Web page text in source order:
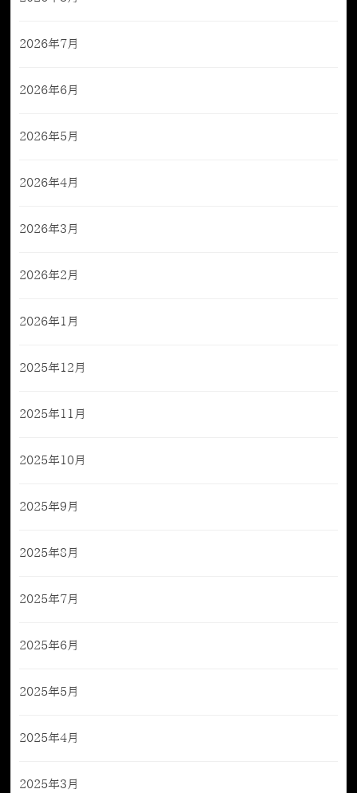
2026年7月
2026年6月
2026年5月
2026年4月
2026年3月
2026年2月
2026年1月
2025年12月
2025年11月
2025年10月
2025年9月
2025年8月
2025年7月
2025年6月
2025年5月
2025年4月
2025年3月